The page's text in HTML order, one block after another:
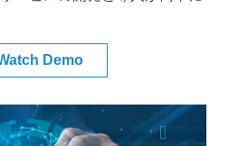
Demo